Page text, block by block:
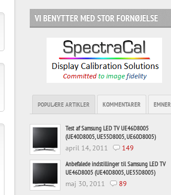
VI BENYTTER MED STOR FORNØJELSE
POPULÆRE ARTIKLER KOMMENTARER EMNER
Test af Samsung LED TV UE46D8005
(UE40D8005, UE55D8005, UE60D8005)
april 14, 2011 149
Anbefalede indstillinger til Samsung LED TV
UE46D8005 (UE40D8005, UE55D8005)
maj 30, 2011 89